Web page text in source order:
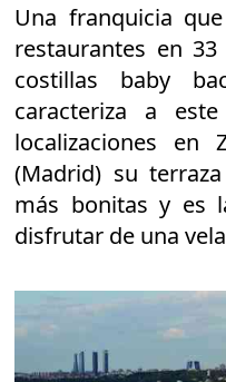
Una franquicia
restaurantes en
costillas baby
caracteriza a
localizaciones en
(Madrid) su
más bonitas y es
disfrutar de una